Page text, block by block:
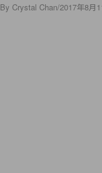
By Crystal Chan/2017年8月